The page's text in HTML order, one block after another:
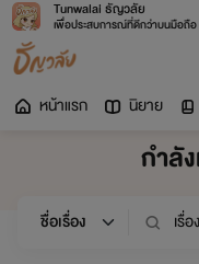
Tunwalai ธัญวลัย
เพื่อประสบการณ์ที่ดีกว่าบนมือถือ
หน้าแรก นิยาย
กำลั